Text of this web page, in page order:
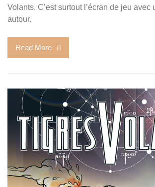
Volants. C’est surtout l’écran de jeu avec
autour.
Read More